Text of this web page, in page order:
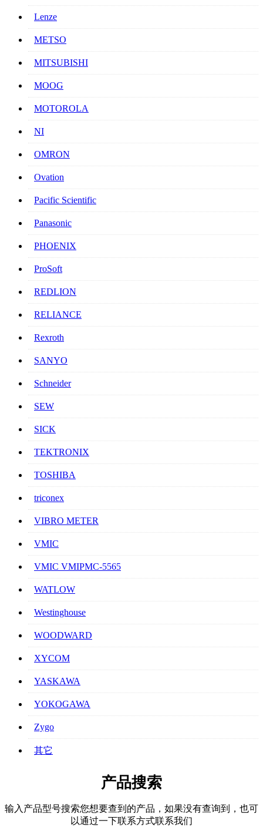
Lenze
METSO
MITSUBISHI
MOOG
MOTOROLA
NI
OMRON
Ovation
Pacific Scientific
Panasonic
PHOENIX
ProSoft
REDLION
RELIANCE
Rexroth
SANYO
Schneider
SEW
SICK
TEKTRONIX
TOSHIBA
triconex
VIBRO METER
VMIC
VMIC VMIPMC-5565
WATLOW
Westinghouse
WOODWARD
XYCOM
YASKAWA
YOKOGAWA
Zygo
其它
产品搜索
输入产品型号搜索您想要查到的产品，如果没有查询到，也可
以通过一下联系方式联系我们